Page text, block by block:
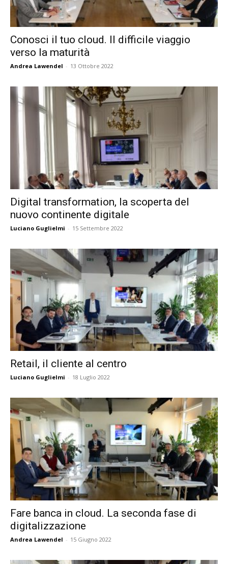
Conosci il tuo cloud. Il difficile viaggio
verso la maturità
Andrea Lawendel - 13 Ottobre 2022
Digital transformation, la scoperta del
nuovo continente digitale
Luciano Guglielmi - 15 Settembre 2022
Retail, il cliente al centro
Luciano Guglielmi - 18 Luglio 2022
Fare banca in cloud. La seconda fase di
digitalizzazione
Andrea Lawendel - 15 Giugno 2022